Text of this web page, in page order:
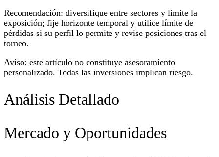
Recomendación: diversifique entre sectores y limite la
exposición; fije horizonte temporal y utilice límite de
pérdidas si su perfil lo permite y revise posiciones tras el
torneo.
Aviso: este artículo no constituye asesoramiento
personalizado. Todas las inversiones implican riesgo.
Análisis Detallado
Mercado y Oportunidades